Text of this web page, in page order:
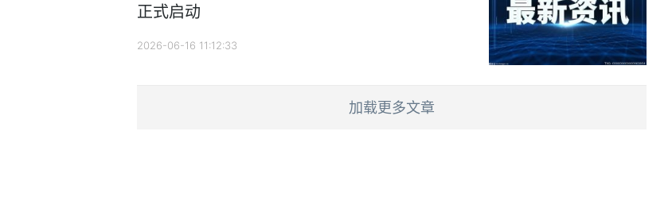
正式启动
2026-06-16 11:12:33
加载更多文章